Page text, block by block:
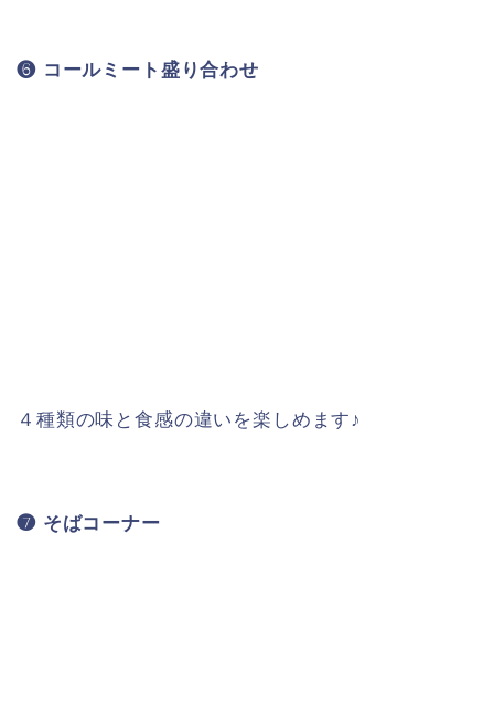
❻ コールミート盛り合わせ
４種類の味と食感の違いを楽しめます♪
❼ そばコーナー